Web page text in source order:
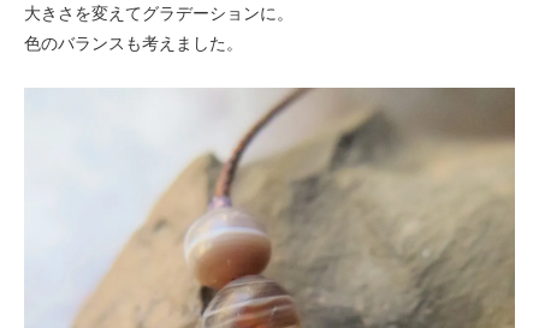
大きさを変えてグラデーションに。
色のバランスも考えました。